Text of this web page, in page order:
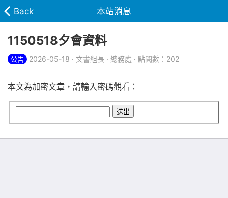
Back 本站消息
1150518夕會資料
公告 2026-05-18 · 文書組長 · 總務處 · 點閱數：202
本文為加密文章，請輸入密碼觀看：
送出